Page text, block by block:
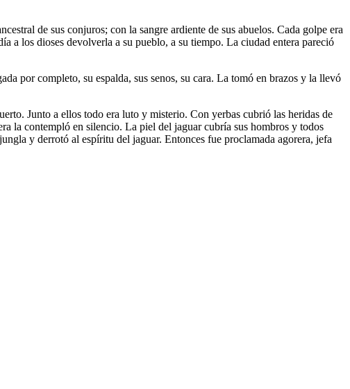
de sus conjuros; con la sangre ardiente de sus abuelos. Cada golpe era
a los dioses devolverla a su pueblo, a su tiempo. La ciudad entera pareció
por completo, su espalda, sus senos, su cara. La tomó en brazos y la llevó
Junto a ellos todo era luto y misterio. Con yerbas cubrió las heridas de
la contempló en silencio. La piel del jaguar cubría sus hombros y todos
y derrotó al espíritu del jaguar. Entonces fue proclamada agorera, jefa